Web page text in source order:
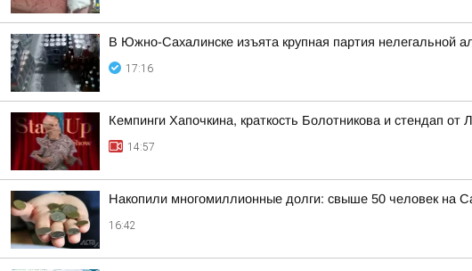
В Южно-Сахалинске изъята крупная партия нелегальной
17:16
Кемпинги Хапочкина, краткость Болотникова и стендап от
14:57
Накопили многомиллионные долги: свыше 50 человек на
16:42